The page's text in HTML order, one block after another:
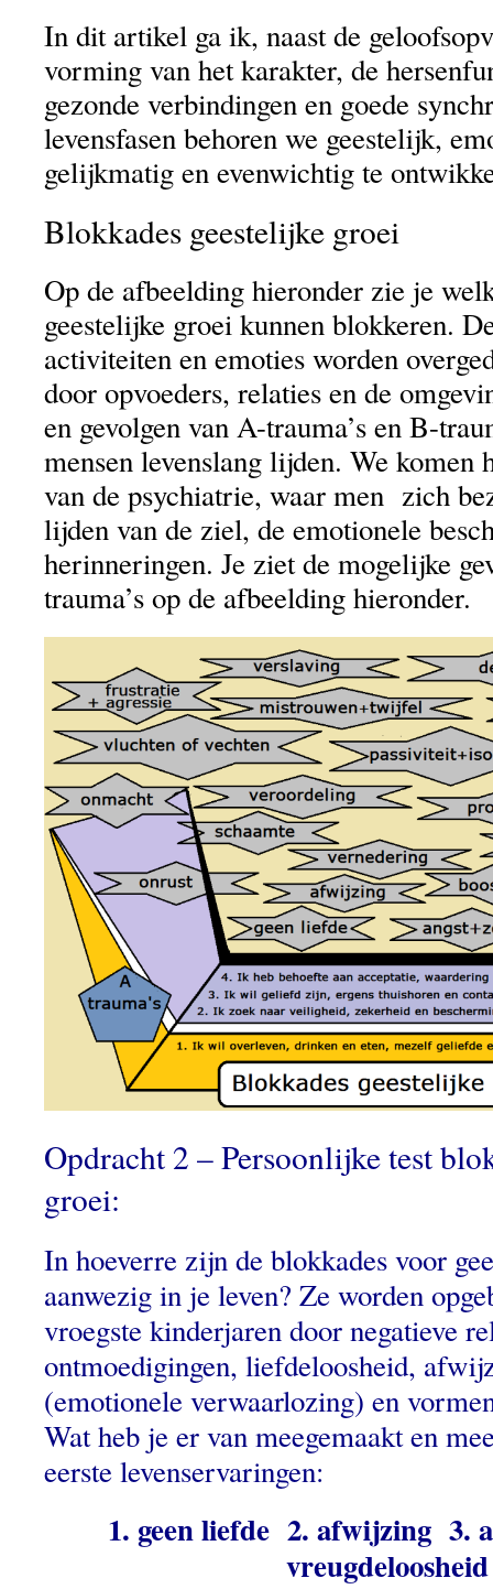
In dit artikel ga ik, naast de
vorming van het karakter, de
gezonde verbindingen en goede
levensfasen behoren we geestelijk,
gelijkmatig en evenwichtig te
Blokkades geestelijke groei
Op de afbeelding hieronder zie je
geestelijke groei kunnen blokkeren.
activiteiten en emoties worden
door opvoeders, relaties en de
en gevolgen van A-trauma’s en B-
mensen levenslang lijden. We komen
van de psychiatrie, waar men zich
lijden van de ziel, de emotionele
herinneringen. Je ziet de mogelijke
trauma’s op de afbeelding hieronder.
Opdracht 2 – Persoonlijke test
groei:
In hoeverre zijn de blokkades voor
aanwezig in je leven? Ze worden
vroegste kinderjaren door negatieve
ontmoedigingen, liefdeloosheid,
(emotionele verwaarlozing) en
Wat heb je er van meegemaakt en
eerste levenservaringen:
1. geen liefde 2. afwijzing 3.